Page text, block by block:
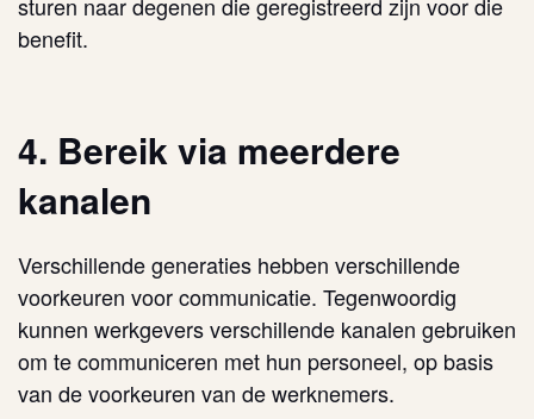
benefit.
4. Bereik via meerdere
kanalen
Verschillende generaties hebben verschillende
voorkeuren voor communicatie. Tegenwoordig
kunnen werkgevers verschillende kanalen gebruiken
om te communiceren met hun personeel, op basis
van de voorkeuren van de werknemers.